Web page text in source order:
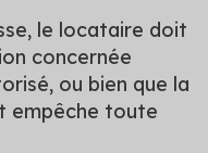
le locataire doit
concernée
ou bien que la
empêche toute